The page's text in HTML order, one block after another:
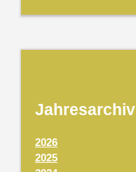
Jahresarchiv
2026
2025